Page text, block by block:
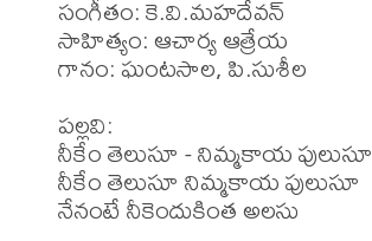
సంగీతం: కె.వి.మహదేవన్
సాహిత్యం: ఆచార్య ఆత్రేయ
గానం: ఘంటసాల, పి.సుశీల
పల్లవి:
నీకేం తెలుసూ - నిమ్మకాయ పులుసూ
నీకేం తెలుసూ నిమ్మకాయ పులుసూ
నేనంటే నీకెందుకింత అలసు